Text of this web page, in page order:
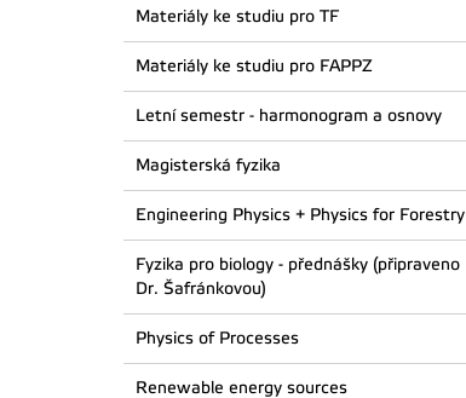
Materiály ke studiu pro TF
Materiály ke studiu pro FAPPZ
Letní semestr - harmonogram a osnovy
Magisterská fyzika
Engineering Physics + Physics for Forestry
Fyzika pro biology - přednášky (připraveno
Dr. Šafránkovou)
Physics of Processes
Renewable energy sources